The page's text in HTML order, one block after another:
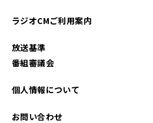
ラジオCMご利用案内
放送基準
番組審議会
個人情報について
お問い合わせ